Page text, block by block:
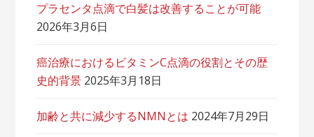
プラセンタ点滴で白髪は改善することが可能
2026年3月6日
癌治療におけるビタミンC点滴の役割とその歴
史的背景 2025年3月18日
加齢と共に減少するNMNとは 2024年7月29日